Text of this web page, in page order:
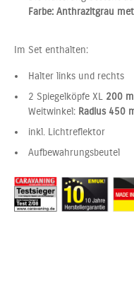
Farbe: Anthrazitgrau
Im Set enthalten:
Halter links und rechts
2 Spiegelköpfe XL 200
Weitwinkel: Radius 450
inkl. Lichtreflektor
Aufbewahrungsbeutel